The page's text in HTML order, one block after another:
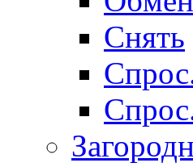
Снять